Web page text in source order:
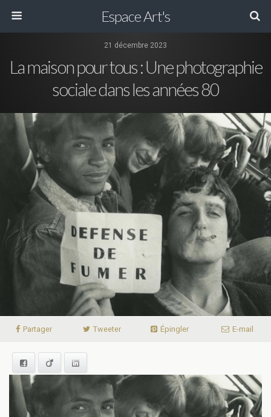
Espace Art's
21 décembre 2023
La maison pour tous : Une photographie
sociale dans les années 80
Partager Tweeter Épingler E-mail
Facebook Viadeo